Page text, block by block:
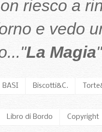
riesco a
e vedo
La Magia
BASI Biscotti&C.
Libro di Bordo Copyright